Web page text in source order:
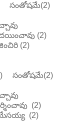
సంతోషమే(2)
(2)
(2)
సంతోషమే(2)
(2)
(2)